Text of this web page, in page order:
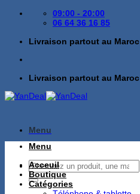
Passer
09:00 - 20:00
06 64 36 16 85
Livraison partout au Maroc
Livraison partout au Maroc
Menu
Recherche
pour :
Menu
Acceuil
Boutique
Catégories